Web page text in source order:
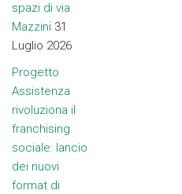
spazi di via
Mazzini 31
Luglio 2026
Progetto
Assistenza
rivoluziona il
franchising
sociale: lancio
dei nuovi
format di